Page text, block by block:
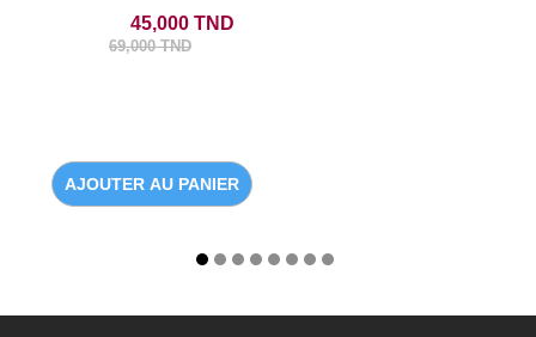
45,000 TNDPrix de base
69,000 TND
AJOUTER AU PANIER